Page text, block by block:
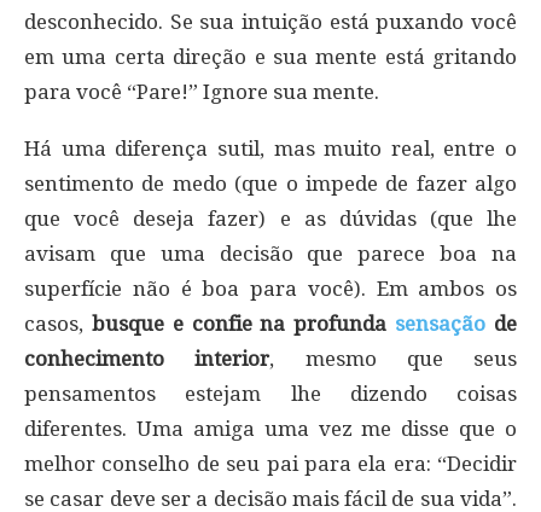
desconhecido. Se sua intuição está puxando você
em uma certa direção e sua mente está gritando
para você “Pare!” Ignore sua mente.
Há uma diferença sutil, mas muito real, entre o
sentimento de medo (que o impede de fazer algo
que você deseja fazer) e as dúvidas (que lhe
avisam que uma decisão que parece boa na
superfície não é boa para você). Em ambos os
casos, busque e confie na profunda sensação de
conhecimento interior, mesmo que seus
pensamentos estejam lhe dizendo coisas
diferentes. Uma amiga uma vez me disse que o
melhor conselho de seu pai para ela era: “Decidir
se casar deve ser a decisão mais fácil de sua vida”.